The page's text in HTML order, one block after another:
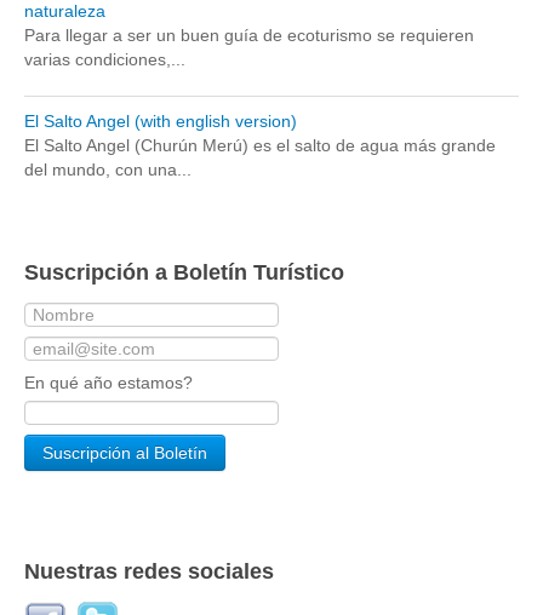
naturaleza
Para llegar a ser un buen guía de ecoturismo se requieren
varias condiciones,...
El Salto Angel (with english version)
El Salto Angel (Churún Merú) es el salto de agua más grande
del mundo, con una...
Suscripción a Boletín Turístico
En qué año estamos?
Nuestras redes sociales